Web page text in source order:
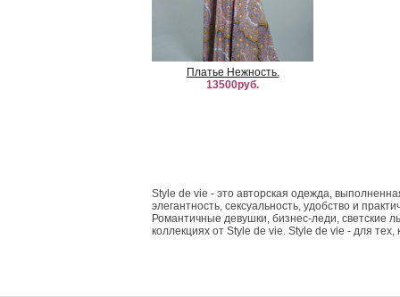
Платье Нежность.
13500руб.
Style de vie - это авторская одежда,
элегантность, сексуальность, удобство и
Романтичные девушки, бизнес-леди, светские
коллекциях от Style de vie. Style de vie - для